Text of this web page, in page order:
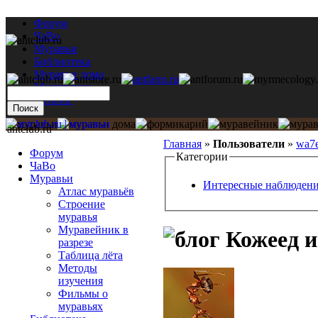
Форум
ЧаВо
Муравьи
Библиотека
Муравьи дома
Мастерская
Каталог
Главная » Пользователи »
Категории
Интересные
Кожеед
antclub.ru
Форум
ЧаВо
Муравьи
Атлас муравьёв
Строение
муравья
Муравейник в
разрезе
Таблица лёта
Методы
изучения
Фильмы о
муравьях